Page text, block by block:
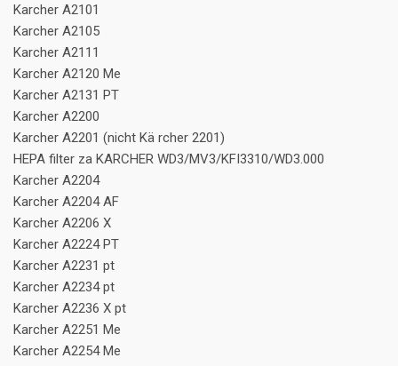
Karcher A2101
Karcher A2105
Karcher A2111
Karcher A2120 Me
Karcher A2131 PT
Karcher A2200
Karcher A2201 (nicht Kä rcher 2201)
HEPA filter za KARCHER WD3/MV3/KFI3310/WD3.000
Karcher A2204
Karcher A2204 AF
Karcher A2206 X
Karcher A2224 PT
Karcher A2231 pt
Karcher A2234 pt
Karcher A2236 X pt
Karcher A2251 Me
Karcher A2254 Me